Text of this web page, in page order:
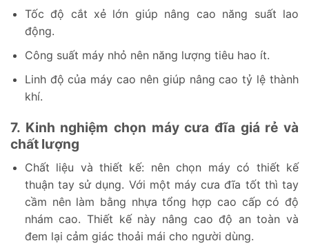
Tốc độ cắt xẻ lớn giúp nâng cao năng suất lao
động.
Công suất máy nhỏ nên năng lượng tiêu hao ít.
Linh độ của máy cao nên giúp nâng cao tỷ lệ thành
khí.
7. Kinh nghiệm chọn máy cưa đĩa giá rẻ và
chất lượng
Chất liệu và thiết kế: nên chọn máy có thiết kế
thuận tay sử dụng. Với một máy cưa đĩa tốt thì tay
cầm nên làm bằng nhựa tổng hợp cao cấp có độ
nhám cao. Thiết kế này nâng cao độ an toàn và
đem lại cảm giác thoải mái cho người dùng.